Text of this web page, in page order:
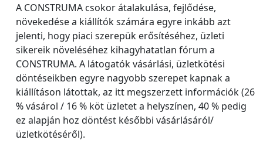
A CONSTRUMA csokor átalakulása, fejlődése,
növekedése a kiállítók számára egyre inkább azt
jelenti, hogy piaci szerepük erősítéséhez, üzleti
sikereik növeléséhez kihagyhatatlan fórum a
CONSTRUMA. A látogatók vásárlási, üzletkötési
döntéseikben egyre nagyobb szerepet kapnak a
kiállításon látottak, az itt megszerzett információk (26
% vásárol / 16 % köt üzletet a helyszínen, 40 % pedig
ez alapján hoz döntést későbbi vásárlásáról/
üzletkötéséről).